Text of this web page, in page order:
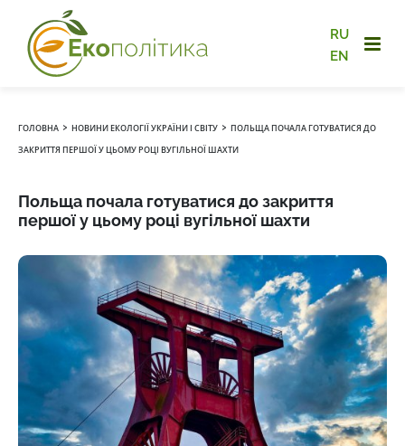
RU
EN
ГОЛОВНА › НОВИНИ ЕКОЛОГІЇ УКРАЇНИ І СВІТУ › ПОЛЬЩА ПОЧАЛА ГОТУВАТИСЯ ДО
ЗАКРИТТЯ ПЕРШОЇ У ЦЬОМУ РОЦІ ВУГІЛЬНОЇ ШАХТИ
Польща почала готуватися до закриття
першої у цьому році вугільної шахти